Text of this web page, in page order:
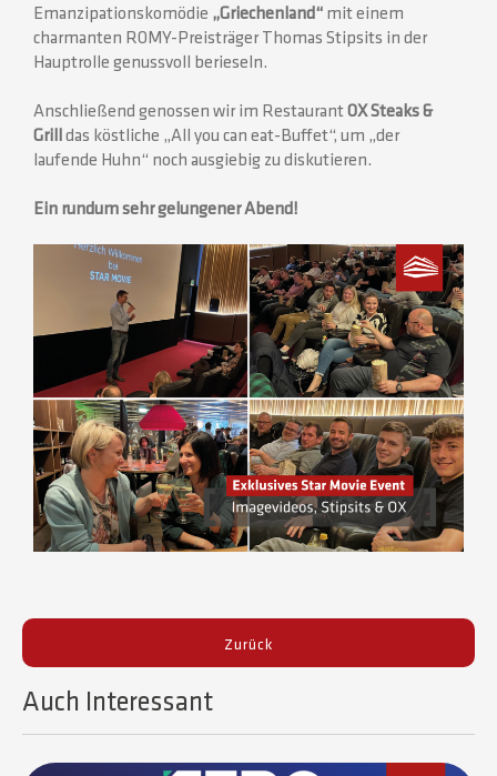
Emanzipationskomödie „Griechenland“ mit einem
charmanten ROMY-Preisträger Thomas Stipsits in der
Hauptrolle genussvoll berieseln.
Anschließend genossen wir im RestaurantOX Steaks &
Grill
das köstliche „All you can eat-Buffet“, um „der
laufende Huhn“ noch ausgiebig zu diskutieren.
Ein rundum sehr gelungener Abend!
Zurück
Auch Interessant​